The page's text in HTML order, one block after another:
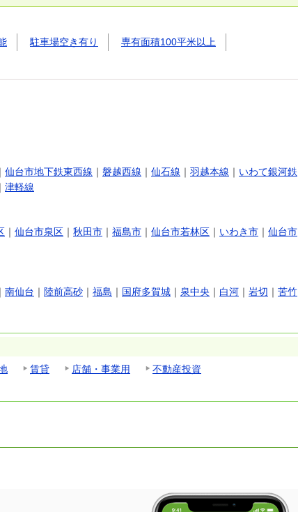
駐車場空き有り
専有面積100平米以上
｜ 仙台市地下鉄東西線 ｜ 磐越西線 ｜ 仙石線 ｜ 羽越本線 ｜ いわて銀河鉄
｜ 津軽線
｜ 仙台市泉区 ｜ 秋田市 ｜ 福島市 ｜ 仙台市若林区 ｜ いわき市 ｜ 仙台市
｜ 南仙台 ｜ 陸前高砂 ｜ 福島 ｜ 国府多賀城 ｜ 泉中央 ｜ 白河 ｜ 岩切 ｜ 苦竹
賃貸 店舗・事業用
不動産投資